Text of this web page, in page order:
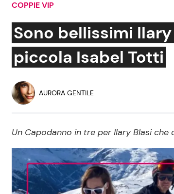
Social News
News dal mondo
Salute
COPPIE VIP
Sono bellissimi
piccola Isabel Totti
AURORA GENTILE
Un Capodanno in tre per Ilary Blasi